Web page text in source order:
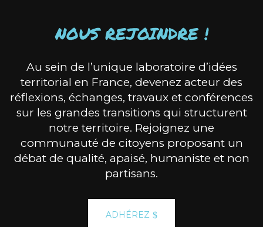
NOUS REJOINDRE !
Au sein de l’unique laboratoire d’idées
territorial en France, devenez acteur des
réflexions, échanges, travaux et conférences
sur les grandes transitions qui structurent
notre territoire. Rejoignez une
communauté de citoyens proposant un
débat de qualité, apaisé, humaniste et non
partisans.
ADHÉREZ